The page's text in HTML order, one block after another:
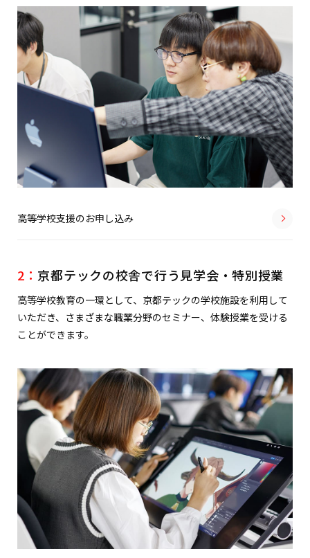
高等学校支援のお申し込み
2： 京都テックの校舎で行う見学会・特別授業
高等学校教育の一環として、京都テックの学校施設を利用して
いただき、さまざまな職業分野のセミナー、体験授業を受ける
ことができます。